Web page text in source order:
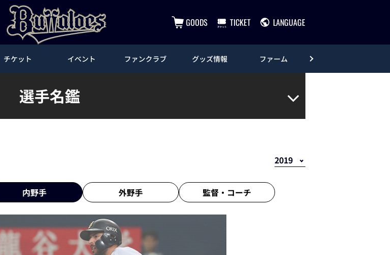
GOODS TICKET LANGUAGE
チケット イベント ファンクラブ グッズ情報 ファーム
選手名鑑
内野手 外野手 監督・ コーチ